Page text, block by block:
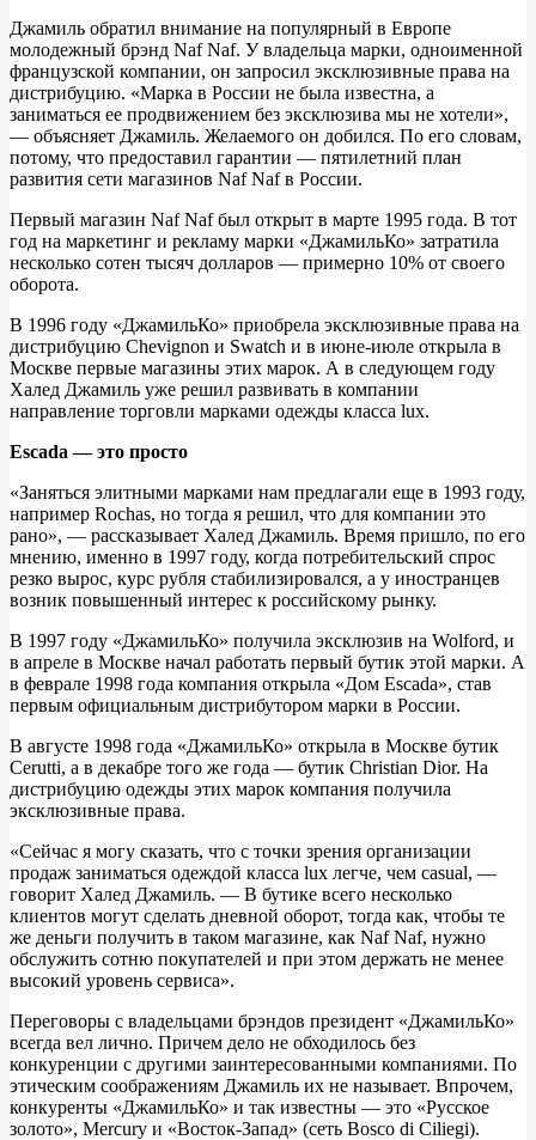
Джамиль обратил внимание на популярный в Европе
молодежный брэнд Naf Naf. У владельца марки, одноименной
французской компании, он запросил эксклюзивные права на
дистрибуцию. «Марка в России не была известна, а
заниматься ее продвижением без эксклюзива мы не хотели»,
— объясняет Джамиль. Желаемого он добился. По его словам,
потому, что предоставил гарантии — пятилетний план
развития сети магазинов Naf Naf в России.
Первый магазин Naf Naf был открыт в марте 1995 года. В тот
год на маркетинг и рекламу марки «ДжамильКо» затратила
несколько сотен тысяч долларов — примерно 10% от своего
оборота.
В 1996 году «ДжамильКо» приобрела эксклюзивные права на
дистрибуцию Chevignon и Swatch и в июне-июле открыла в
Москве первые магазины этих марок. А в следующем году
Халед Джамиль уже решил развивать в компании
направление торговли марками одежды класса lux.
Escada — это просто
«Заняться элитными марками нам предлагали еще в 1993 году,
например Rochas, но тогда я решил, что для компании это
рано», — рассказывает Халед Джамиль. Время пришло, по его
мнению, именно в 1997 году, когда потребительский спрос
резко вырос, курс рубля стабилизировался, а у иностранцев
возник повышенный интерес к российскому рынку.
В 1997 году «ДжамильКо» получила эксклюзив на Wolford, и
в апреле в Москве начал работать первый бутик этой марки. А
в феврале 1998 года компания открыла «Дом Escada», став
первым официальным дистрибутором марки в России.
В августе 1998 года «ДжамильКо» открыла в Москве бутик
Cerutti, а в декабре того же года — бутик Christian Dior. На
дистрибуцию одежды этих марок компания получила
эксклюзивные права.
«Сейчас я могу сказать, что с точки зрения организации
продаж заниматься одеждой класса lux легче, чем casual, —
говорит Халед Джамиль. — В бутике всего несколько
клиентов могут сделать дневной оборот, тогда как, чтобы те
же деньги получить в таком магазине, как Naf Naf, нужно
обслужить сотню покупателей и при этом держать не менее
высокий уровень сервиса».
Переговоры с владельцами брэндов президент «ДжамильКо»
всегда вел лично. Причем дело не обходилось без
конкуренции с другими заинтересованными компаниями. По
этическим соображениям Джамиль их не называет. Впрочем,
конкуренты «ДжамильКо» и так известны — это «Русское
золото», Mercury и «Восток-Запад» (сеть Bosco di Ciliegi).